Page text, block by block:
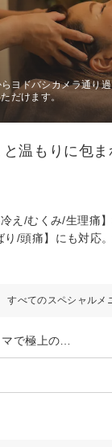
ヨドバシカメラ通り
だけます。
温もりに包
え/むくみ/生理痛
/頭痛】にも対応
すべてのスペシャルメ